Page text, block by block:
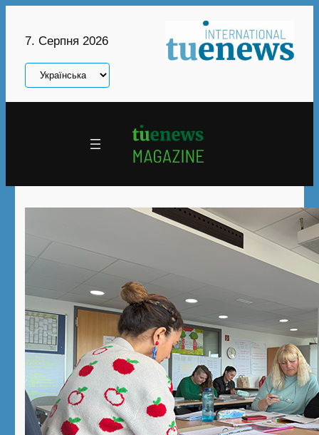
7. Серпня 2026
Вибрати
мову